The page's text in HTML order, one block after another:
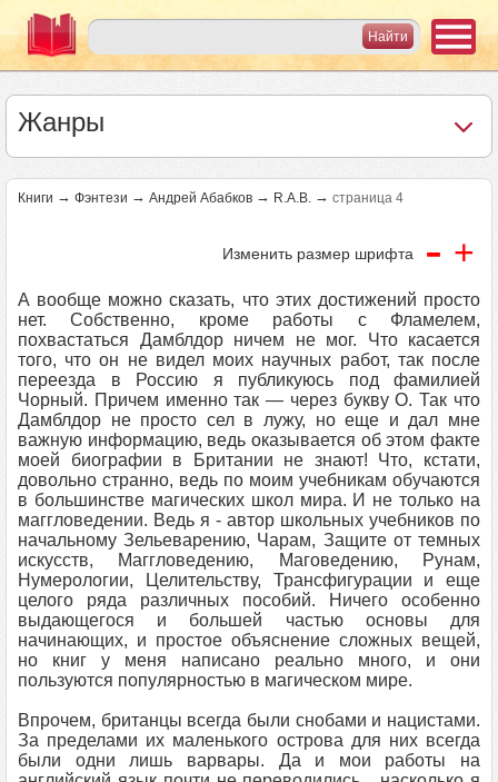
Жанры
Книги → Фэнтези → Андрей Абабков → R.A.B. → страница 4
Изменить размер шрифта - +
А вообще можно сказать, что этих достижений просто
нет. Собственно, кроме работы с Фламелем,
похвастаться Дамблдор ничем не мог. Что касается
того, что он не видел моих научных работ, так после
переезда в Россию я публикуюсь под фамилией
Чорный. Причем именно так — через букву О. Так что
Дамблдор не просто сел в лужу, но еще и дал мне
важную информацию, ведь оказывается об этом факте
моей биографии в Британии не знают! Что, кстати,
довольно странно, ведь по моим учебникам обучаются
в большинстве магических школ мира. И не только на
маггловедении. Ведь я - автор школьных учебников по
начальному Зельеварению, Чарам, Защите от темных
искусств, Маггловедению, Маговедению, Рунам,
Нумерологии, Целительству, Трансфигурации и еще
целого ряда различных пособий. Ничего особенно
выдающегося и большей частью основы для
начинающих, и простое объяснение сложных вещей,
но книг у меня написано реально много, и они
пользуются популярностью в магическом мире.
Впрочем, британцы всегда были снобами и нацистами.
За пределами их маленького острова для них всегда
были одни лишь варвары. Да и мои работы на